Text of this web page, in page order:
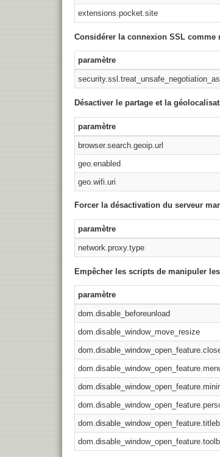
extensions.pocket.site
Considérer la connexion SSL
paramètre
Désactiver le partage et la
paramètre
browser.search.geoip.url
geo.enabled
geo.wifi.uri
Forcer la désactivation du serveur
paramètre
network.proxy.type
Empêcher les scripts de manipuler
paramètre
dom.disable_beforeunload
dom.disable_window_move_resize